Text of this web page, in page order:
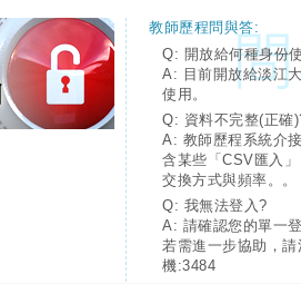
教師歷程問與答:
Q: 開放給何種身份
A: 目前開放給淡江
使用。
Q: 資料不完整(正確
A: 教師歷程系統介
含某些「CSV匯入
交換方式與頻率。。
Q: 我無法登入?
A: 請確認您的單一
若需進一步協助，
機:3484